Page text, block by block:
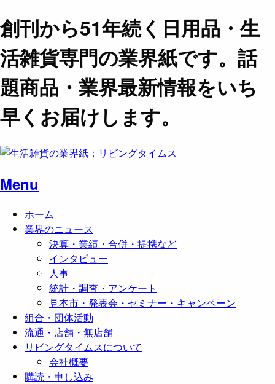
創刊から51年続く日用品・生
活雑貨専門の業界紙です。話
題商品・業界最新情報をいち
早くお届けします。
Menu
ホーム
業界のニュース
決算・業績・合併・提携など
インタビュー
人事
統計・調査・アンケート
見本市・発表会・セミナー・キャンペーン
組合・団体活動
流通・店舗・無店舗
リビングタイムスについて
会社概要
購読・申し込み